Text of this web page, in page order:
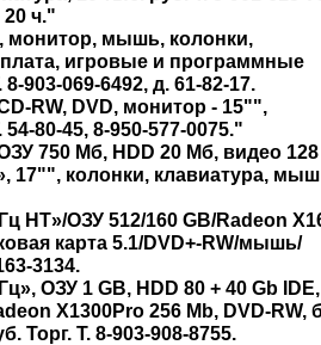
20 ч."
монитор, мышь, колонки,
плата, игровые и программные
903-069-6492, д. 61-82-17.
RW, DVD, монитор - 15"",
80-45, 8-950-577-0075."
750 Мб, HDD 20 Мб, видео
17"", колонки, клавиатура,
HT»/ОЗУ 512/160 GB/Radeon
карта 5.1/DVD+-RW/мышь/
3134.
ОЗУ 1 GB, HDD 80 + 40 Gb IDE,
X1300Pro 256 Mb, DVD-RW,
Торг. Т. 8-903-908-8755.